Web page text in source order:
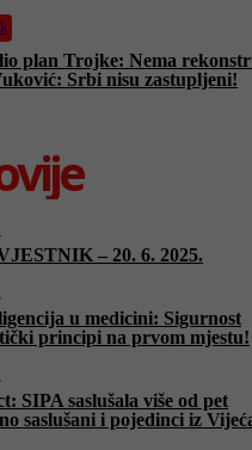
plan Trojke: Nema
Srbi nisu zastupljeni!
– 20. 6. 2025.
u medicini: Sigurnost
principi na prvom mjestu!
SIPA saslušala više od pet
saslušani i pojedinci iz